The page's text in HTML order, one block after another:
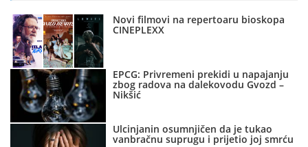
Novi filmovi na repertoaru bioskopa
CINEPLEXX
EPCG: Privremeni prekidi u napajanju
zbog radova na dalekovodu Gvozd –
Nikšić
Ulcinjanin osumnjičen da je tukao
vanbračnu suprugu i prijetio joj smrću